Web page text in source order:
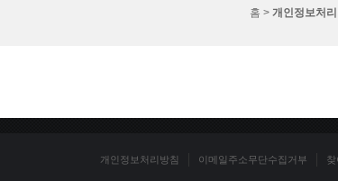
홈 > 개인정보처리
개인정보처리방침 이메일주소무단수집거부